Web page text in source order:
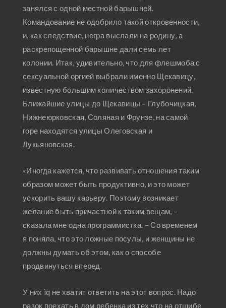
занялся с одной местной барышней.
Командование не одобрило такой откровенности,
и, как следствие, негра выслали на родину, а
раскрепощенной барышне дали семь лет
колонии. Итак, удивительно, что для флешмоба с
сексуальной оргией выбрали именно Щекавицу,
известную большим количеством захоронений.
Ближайшие улицы до Щекавицы – Глубочицкая,
Нижнеюрковская, Соляная и Фрунзе, на самой
горе находятся улицы Олеговская и
Лукьяновская.
«Иногда кажется, что развивать отношения таким
образом может быть продуктивно, и это может
ускорить вашу карьеру. Поэтому возникает
желание быть причастной к таким вещам, –
сказала мне одна программистка. – Со временем
я поняла, что это ложные посулы, и женщины не
должны думать об этом, как о способе
продвинуться вперед.
У них iq не хватит ответить на этот вопрос. Надо
разок поехать в дом ребенка из тех что на отшибе